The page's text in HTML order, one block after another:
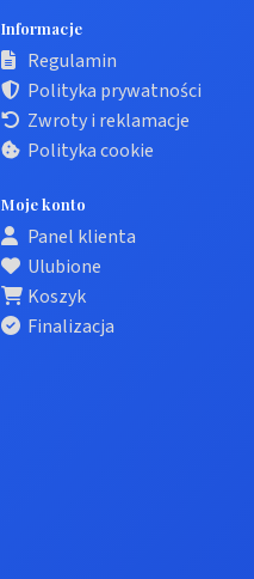
Informacje
Regulamin
Polityka prywatności
Zwroty i reklamacje
Polityka cookie
Moje konto
Panel klienta
Ulubione
Koszyk
Finalizacja